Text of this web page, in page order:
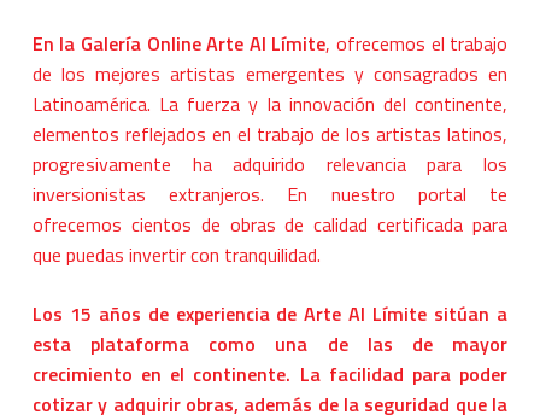
En la Galería Online Arte Al Límite, ofrecemos el trabajo
de los mejores artistas emergentes y consagrados en
Latinoamérica. La fuerza y la innovación del continente,
elementos reflejados en el trabajo de los artistas latinos,
progresivamente ha adquirido relevancia para los
inversionistas extranjeros. En nuestro portal te
ofrecemos cientos de obras de calidad certificada para
que puedas invertir con tranquilidad.
Los 15 años de experiencia de Arte Al Límite sitúan a
esta plataforma como una de las de mayor
crecimiento en el continente. La facilidad para poder
cotizar y adquirir obras, además de la seguridad que la